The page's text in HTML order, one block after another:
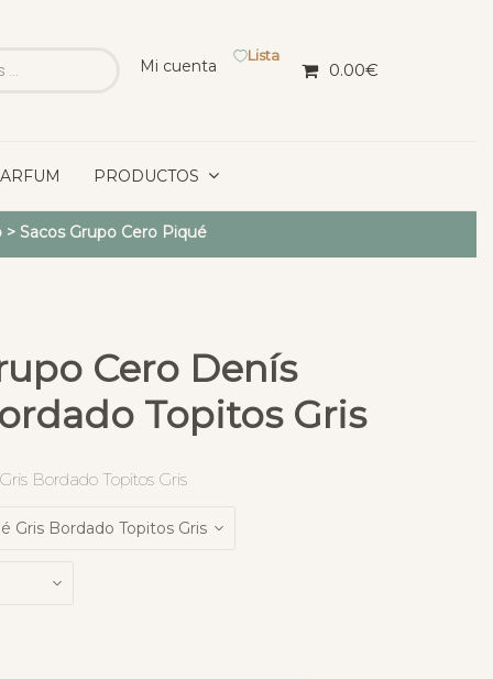
Mi cuenta
Lista
0.00€
PRODUCTOS
> Sacos Grupo Cero Piqué
Cero Denís
Topitos Gris
Bordado Topitos Gris